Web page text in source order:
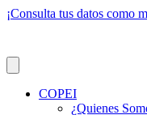
¡Consulta tus datos como
COPEI
¿Quienes